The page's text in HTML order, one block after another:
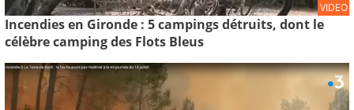
VIDEO
Incendies en Gironde : 5 campings détruits, dont le
célèbre camping des Flots Bleus